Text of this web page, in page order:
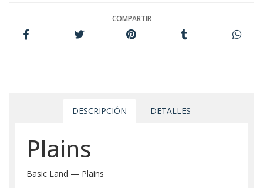
COMPARTIR
DESCRIPCIÓN DETALLES
Plains
Basic Land — Plains